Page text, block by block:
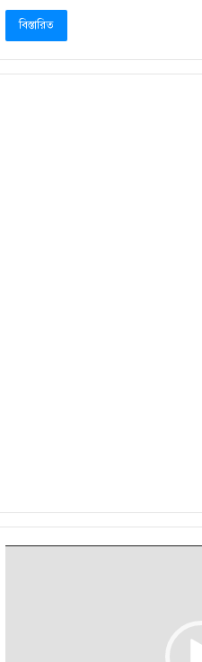
বিস্তারিত